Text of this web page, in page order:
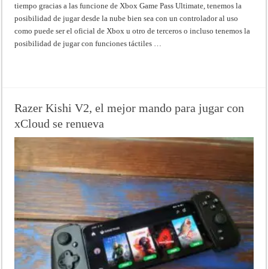
tiempo gracias a las funcione de Xbox Game Pass Ultimate, tenemos la
posibilidad de jugar desde la nube bien sea con un controlador al uso
como puede ser el oficial de Xbox u otro de terceros o incluso tenemos la
posibilidad de jugar con funciones táctiles …
Razer Kishi V2, el mejor mando para jugar con
xCloud se renueva